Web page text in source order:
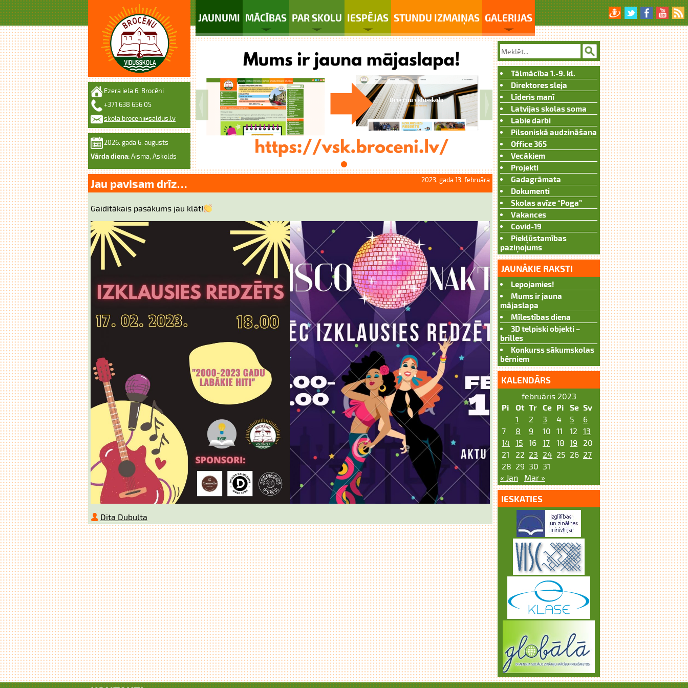
JAUNUMI MĀCĪBAS PAR SKOLU IESPĒJAS STUNDU IZMAIŅAS GALERIJAS
Ezera iela 6, Brocēni
+371 638 656 05
skola.broceni@saldus.lv
2026. gada 6. augusts
Vārda diena: Aisma, Askolds
Jau pavisam drīz… 2023. gada 13. februāra
Gaidītākais pasākums jau klāt!
Dita Dubulta
Tālmācība 1.-9. kl.
Direktores sleja
Līderis manī
Latvijas skolas soma
Labie darbi
Pilsoniskā audzināšana
Office 365
Vecākiem
Projekti
Gadagrāmata
Dokumenti
Skolas avīze “Poga”
Vakances
Covid-19
Piekļūstamības
paziņojums
JAUNĀKIE RAKSTI
Lepojamies!
Mums ir jauna
mājaslapa
Mīlestības diena
3D telpiski objekti –
brilles
Konkurss sākumskolas
bērniem
KALENDĀRS
februāris 2023
Pi
Ot Tr Ce Pi Se Sv
1
2 3 4 5
6
7
8 9 10 11 12
13
14 15 16 17 18 19
20
21
22 23 24 25 26 27
28 29 30 31
« Jan
Mar »
IESKATIES